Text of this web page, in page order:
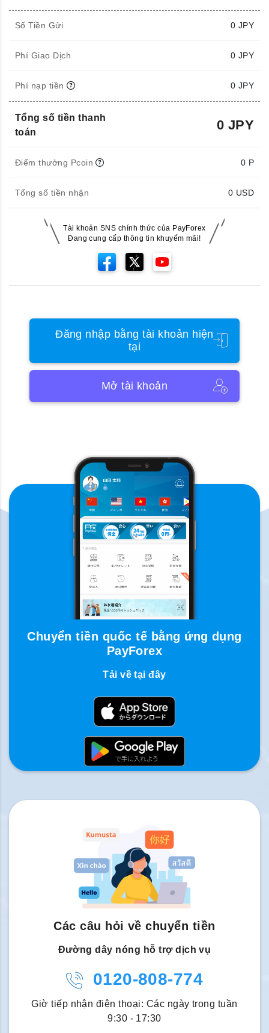
Số Tiền Gửi 0 JPY
Phí Giao Dịch 0 JPY
Phí nạp tiền 0 JPY
Tổng số tiền thanh
toán
0 JPY
Điểm thưởng Pcoin 0 P
Tổng số tiền nhận 0 USD
Tài khoản SNS chính thức của PayForex
Đang cung cấp thông tin khuyếm mãi!
Đăng nhập bằng tài khoản hiện
tại
Mở tài khoản
Chuyển tiền quốc tế bằng ứng dụng
PayForex
Tải về tại đây
Các câu hỏi về chuyển tiền
Đường dây nóng hỗ trợ dịch vụ
0120-808-774
Giờ tiếp nhận điện thoại: Các ngày trong tuần
9:30 - 17:30